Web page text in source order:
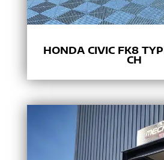
HONDA CIVIC FK8
CH